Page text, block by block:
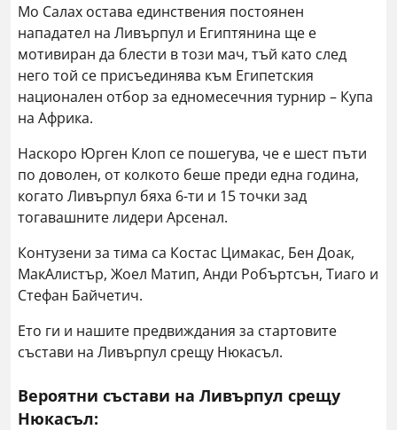
Мо Салах остава единствения постоянен
нападател на Ливърпул и Египтянина ще е
мотивиран да блести в този мач, тъй като след
него той се присъединява към Египетския
национален отбор за едномесечния турнир – Купа
на Африка.
Наскоро Юрген Клоп се пошегува, че е шест пъти
по доволен, от колкото беше преди една година,
когато Ливърпул бяха 6-ти и 15 точки зад
тогавашните лидери Арсенал.
Контузени за тима са Костас Цимакас, Бен Доак,
МакАлистър, Жоел Матип, Анди Робъртсън, Тиаго и
Стефан Байчетич.
Ето ги и нашите предвиждания за стартовите
състави на Ливърпул срещу Нюкасъл.
Вероятни състави на Ливърпул срещу
Нюкасъл: